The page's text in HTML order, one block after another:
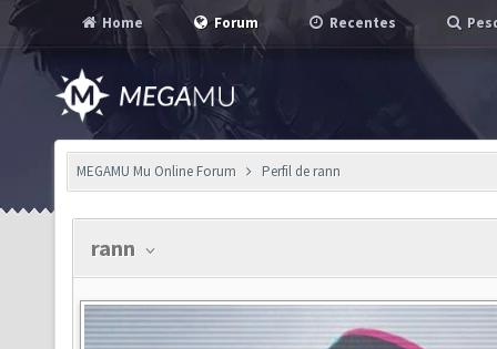
Home Forum Recentes
MEGAMU Mu Online Forum Perfil de rann
rann